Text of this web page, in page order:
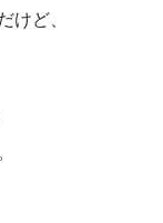
けど、